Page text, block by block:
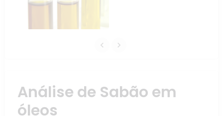
Análise de Sabão em
óleos